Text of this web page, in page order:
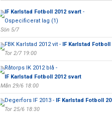
IF Karlstad Fotboll 2012 svart-
Ospecificerat lag (1)
Sön 5/7
FBK Karlstad 2012 vit - IF Karlstad Fotboll
Tor 2/7 19:00
Råtorps IK 2012 blå -
IF Karlstad Fotboll 2012 svart
Mån 29/6 18:00
Degerfors IF 2013 - IF Karlstad Fotboll
Tor 25/6 18:30